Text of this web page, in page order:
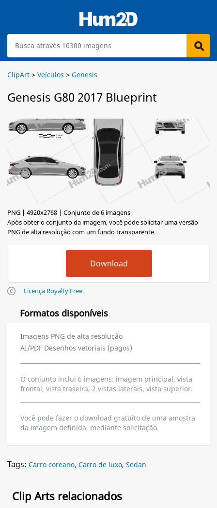
ClipArt > Veículos > Genesis
Genesis G80 2017 Blueprint
PNG | 4920x2768 | Conjunto de 6 imagens
Após obter o conjunto da imagem, você pode solicitar uma versão
PNG de alta resolução com um fundo transparente.
Licença Royalty Free
Formatos disponíveis
Imagens PNG de alta resolução
AI/PDF Desenhos vetoriais (pagos)
O conjunto inclui 6 imagens: imagem principal, vista
frontal, vista traseira, 2 vistas laterais, vista superior.
Você pode fazer o download gratuito de uma amostra
da imagem definida, mediante solicitação.
Tags: Carro coreano, Carro de luxo, Sedan
Clip Arts relacionados